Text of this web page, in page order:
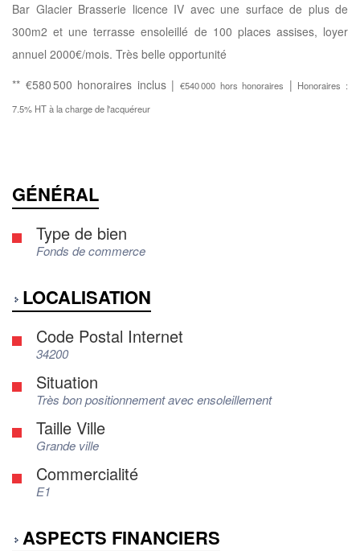
Bar Glacier Brasserie licence IV avec une surface de plus de
300m2 et une terrasse ensoleillé de 100 places assises, loyer
annuel 2000€/mois. Très belle opportunité
** €580 500 honoraires inclus |€540 000 hors honoraires | Honoraires :
7.5% HT à la charge de l'acquéreur
GÉNÉRAL
Type de bien
Fonds de commerce
LOCALISATION
Code Postal Internet
34200
Situation
Très bon positionnement avec ensoleillement
Taille Ville
Grande ville
Commercialité
E1
ASPECTS FINANCIERS